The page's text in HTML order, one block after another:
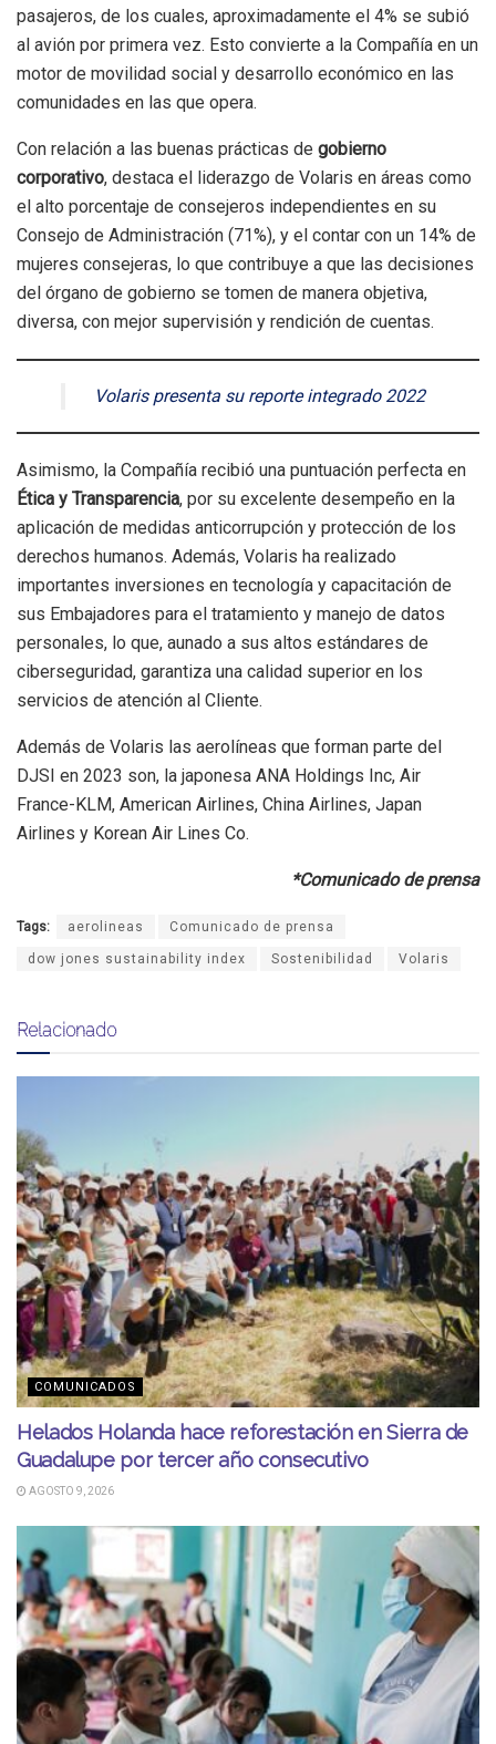
pasajeros, de los cuales, aproximadamente el 4% se subió
al avión por primera vez. Esto convierte a la Compañía en un
motor de movilidad social y desarrollo económico en las
comunidades en las que opera.
Con relación a las buenas prácticas de gobierno
corporativo, destaca el liderazgo de Volaris en áreas como
el alto porcentaje de consejeros independientes en su
Consejo de Administración (71%), y el contar con un 14% de
mujeres consejeras, lo que contribuye a que las decisiones
del órgano de gobierno se tomen de manera objetiva,
diversa, con mejor supervisión y rendición de cuentas.
Volaris presenta su reporte integrado 2022
Asimismo, la Compañía recibió una puntuación perfecta en
Ética y Transparencia, por su excelente desempeño en la
aplicación de medidas anticorrupción y protección de los
derechos humanos. Además, Volaris ha realizado
importantes inversiones en tecnología y capacitación de
sus Embajadores para el tratamiento y manejo de datos
personales, lo que, aunado a sus altos estándares de
ciberseguridad, garantiza una calidad superior en los
servicios de atención al Cliente.
Además de Volaris las aerolíneas que forman parte del
DJSI en 2023 son, la japonesa ANA Holdings Inc, Air
France-KLM, American Airlines, China Airlines, Japan
Airlines y Korean Air Lines Co.
*Comunicado de prensa
Tags: aerolineas Comunicado de prensa
dow jones sustainability index Sostenibilidad Volaris
Relacionado
COMUNICADOS
Helados Holanda hace reforestación en Sierra de
Guadalupe por tercer año consecutivo
AGOSTO 9, 2026